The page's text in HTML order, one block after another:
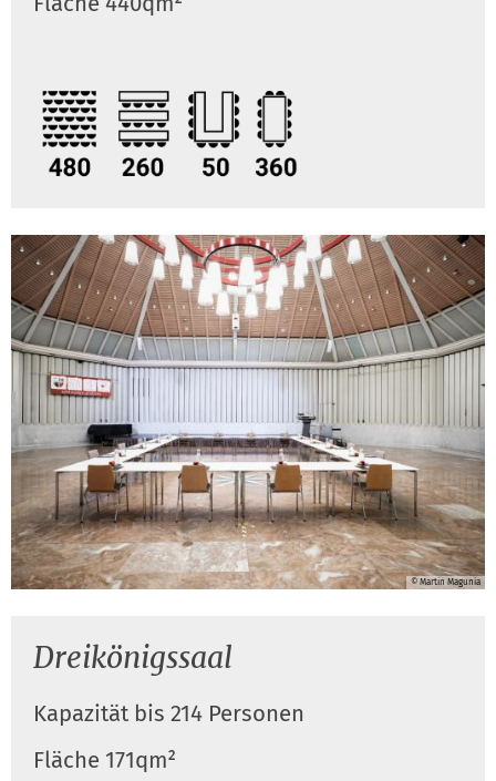
© Martin Magunia
Dreikönigssaal
Kapazität bis 214 Personen
Fläche 171qm²